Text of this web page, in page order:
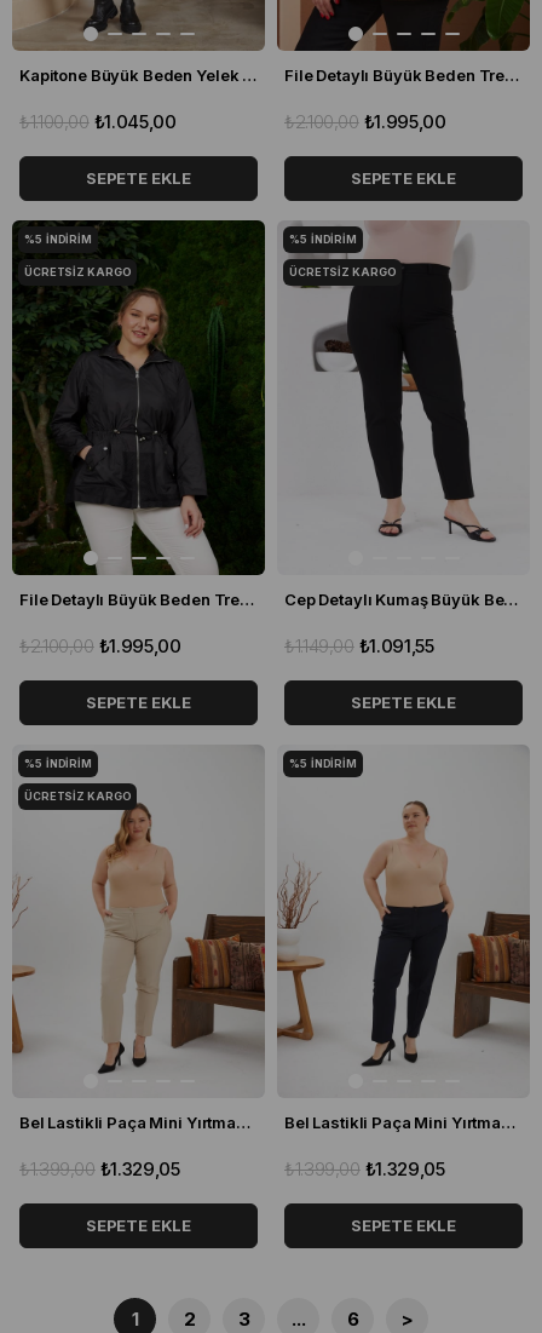
Kapitone Büyük Beden Yelek Kırmızı
₺1.045,00
₺1.100,00
SEPETE EKLE
File Detaylı Büyük Beden Trençkot Vizon
₺1.995,00
₺2.100,00
SEPETE EKLE
File Detaylı Büyük Beden Trençkot Siyah
₺1.995,00
₺2.100,00
SEPETE EKLE
%5 İNDIRIM
ÜCRETSIZ KARGO
Cep Detaylı Kumaş Büyük Beden Pantolon Siyah
₺1.091,55
₺1.149,00
SEPETE EKLE
%5 İNDIRIM
ÜCRETSIZ KARGO
Bel Lastikli Paça Mini Yırtmaçlı Kumaş Büyük Beden Pantolon Krem
₺1.329,05
₺1.399,00
SEPETE EKLE
%5 İNDIRIM
ÜCRETSIZ KARGO
Bel Lastikli Paça Mini Yırtmaçlı Kumaş Büyük Beden Pantolon Lacivert
₺1.329,05
₺1.399,00
SEPETE EKLE
%5 İNDIRIM
1 2 3 ... 6 >